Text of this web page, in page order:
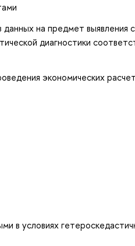
данных на предмет
диагностики
экономических
в условиях